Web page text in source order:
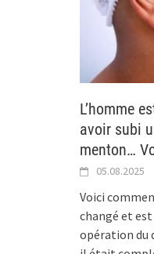
L’homme
avoir subi
menton…
05.08.2025
Voici
changé et
opération du